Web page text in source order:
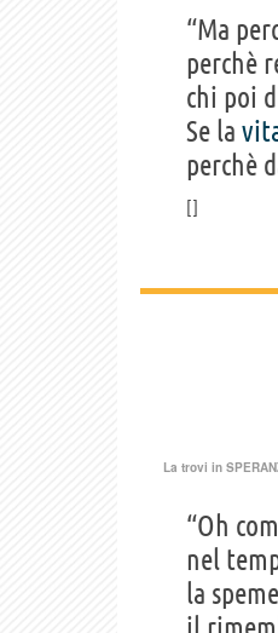
“Ma
perchè
chi poi
Se la
perchè
La trovi in
“Oh
nel
la